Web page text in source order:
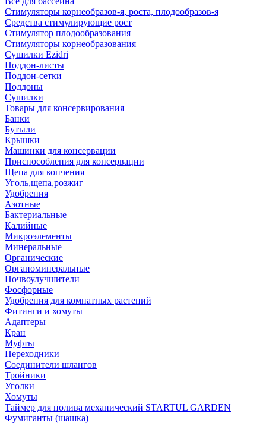
Стимуляторы корнеобразов-я, роста, плодообразов-я
Средства стимулирующие рост
Стимулятор плодообразования
Стимуляторы корнеобразования
Сушилки Ezidri
Поддон-листы
Поддон-сетки
Поддоны
Сушилки
Товары для консервирования
Банки
Бутыли
Крышки
Машинки для консервации
Приспособления для консервации
Щепа для копчения
Уголь,щепа,розжиг
Удобрения
Азотные
Бактериальные
Калийные
Микроэлементы
Минеральные
Органические
Органоминеральные
Почвоулучшители
Фосфорные
Удобрения для комнатных растений
Фитинги и хомуты
Адаптеры
Кран
Муфты
Переходники
Соединители шлангов
Тройники
Уголки
Хомуты
Таймер для полива механический STARTUL GARDEN
Фумиганты (шашка)